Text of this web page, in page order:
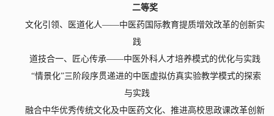
二等奖
文化引领、医道化人——中医药国际教育提质增效改革的创新实
践
道技合一、匠心传承——中医外科人才培养模式的优化与实践
“情景化”三阶段序贯递进的中医虚拟仿真实验教学模式的探索
与实践
融合中华优秀传统文化及中医药文化、推进高校思政课改革创新